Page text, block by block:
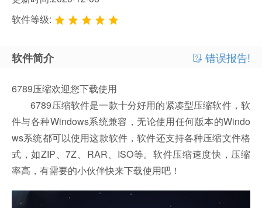
软件等级:
软件简介 错误报告!
6789压缩欢迎您下载使用
6789压缩软件是一款十分好用的紧凑型压缩软件，软
件与各种Windows系统兼容，无论使用任何版本的Windo
ws系统都可以使用这款软件，软件还支持各种压缩文件格
式，如ZIP、7Z、RAR、ISO等。软件压缩速度快，压缩
率高，有需要的小伙伴快来下载使用吧！